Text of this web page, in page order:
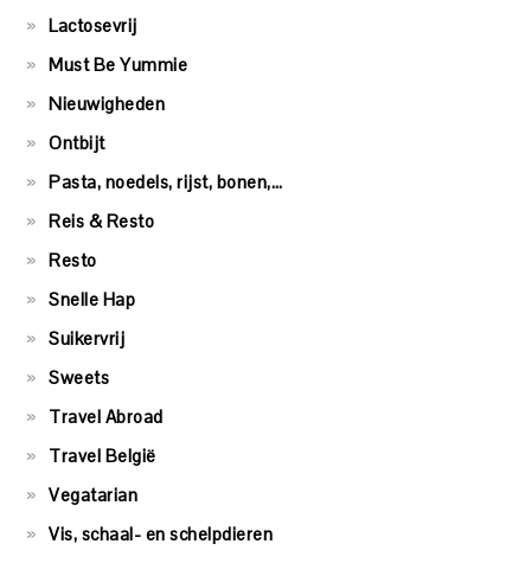
Lactosevrij
Must Be Yummie
Nieuwigheden
Ontbijt
Pasta, noedels, rijst, bonen,…
Reis & Resto
Resto
Snelle Hap
Suikervrij
Sweets
Travel Abroad
Travel België
Vegatarian
Vis, schaal- en schelpdieren